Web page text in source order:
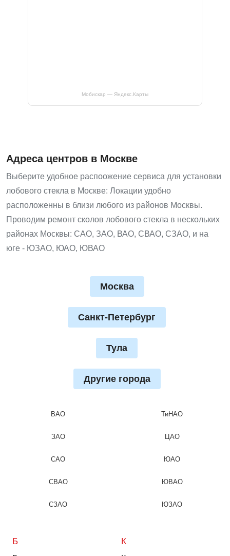
Мобискар — Яндекс.Карты
Адреса центров в Москве
Выберите удобное распоожение сервиса для установки
лобового стекла в Москве: Локации удобно
расположенны в близи любого из районов Москвы.
Проводим ремонт сколов лобового стекла в нескольких
районах Москвы: САО, ЗАО, ВАО, СВАО, СЗАО, и на
юге - ЮЗАО, ЮАО, ЮВАО
Москва
Санкт-Петербург
Тула
Другие города
ВАО
ЗАО
САО
СВАО
СЗАО
ТиНАО
ЦАО
ЮАО
ЮВАО
ЮЗАО
Б К